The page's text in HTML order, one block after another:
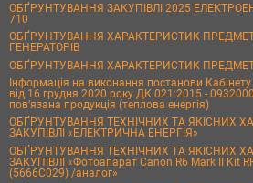
ОБҐРУНТУВАННЯ ЗАКУПІВЛІ 2025
710
ОБҐРУНТУВАННЯ ХАРАКТЕРИСТИК
ГЕНЕРАТОРІВ
ОБҐРУНТУВАННЯ ХАРАКТЕРИСТИК
Інформація на виконання постанови
від 16 грудня 2020 року ДК 021:2015 -
пов’язана продукція (теплова енергія)
ОБҐРУНТУВАННЯ ТЕХНІЧНИХ ТА ЯКІСНИХ
ЗАКУПІВЛІ «ЕЛЕКТРИЧНА ЕНЕРГІЯ»
ОБҐРУНТУВАННЯ ТЕХНІЧНИХ ТА ЯКІСНИХ
ЗАКУПІВЛІ «Фотоапарат Canon R6 Mark II Kit
(5666C029) /аналог»